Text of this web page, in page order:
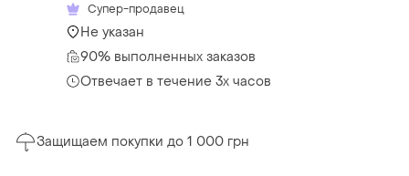
Супер-продавец
Не указан
90% выполненных заказов
Отвечает в течение 3х часов
Защищаем покупки до 1 000 грн